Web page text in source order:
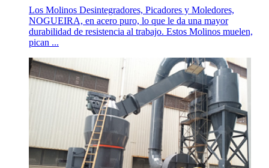
Los Molinos Desintegradores, Picadores y Moledores,
NOGUEIRA, en acero puro, lo que le da una mayor
durabilidad de resistencia al trabajo. Estos Molinos muelen,
pican ...